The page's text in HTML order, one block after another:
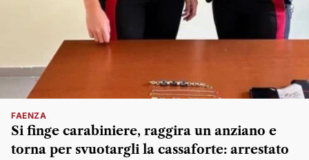
FAENZA
Si finge carabiniere, raggira un anziano e
torna per svuotargli la cassaforte: arrestato